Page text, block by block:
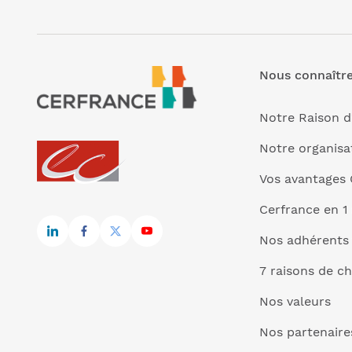
Nous
Notre Raison
Notre
Vos avantages
Cerfrance en
Nos
7 raisons de
Nos valeurs
Nos